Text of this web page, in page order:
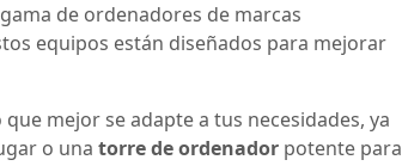
de ordenadores de marcas
equipos están diseñados para mejorar
mejor se adapte a tus necesidades, ya
o una torre de ordenador potente para